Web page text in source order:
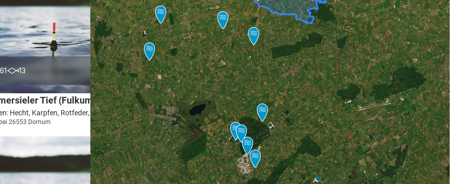
61 13 4.3
Tief (Fulkum)
Hecht, Karpfen, Rotfeder, Schleie
26553 Dornum